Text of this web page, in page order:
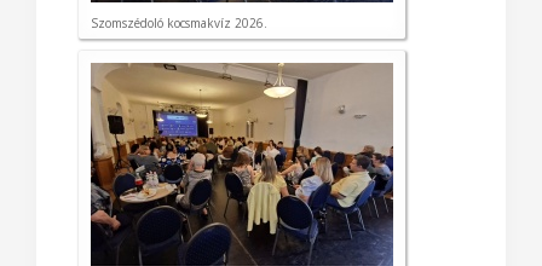
Szomszédoló kocsmakvíz 2026.